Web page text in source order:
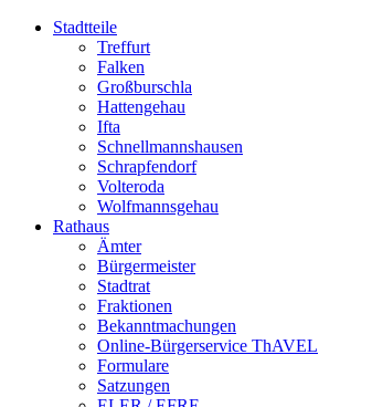
Stadtteile
Treffurt
Falken
Großburschla
Hattengehau
Ifta
Schnellmannshausen
Schrapfendorf
Volteroda
Wolfmannsgehau
Rathaus
Ämter
Bürgermeister
Stadtrat
Fraktionen
Bekanntmachungen
Online-Bürgerservice ThAVEL
Formulare
Satzungen